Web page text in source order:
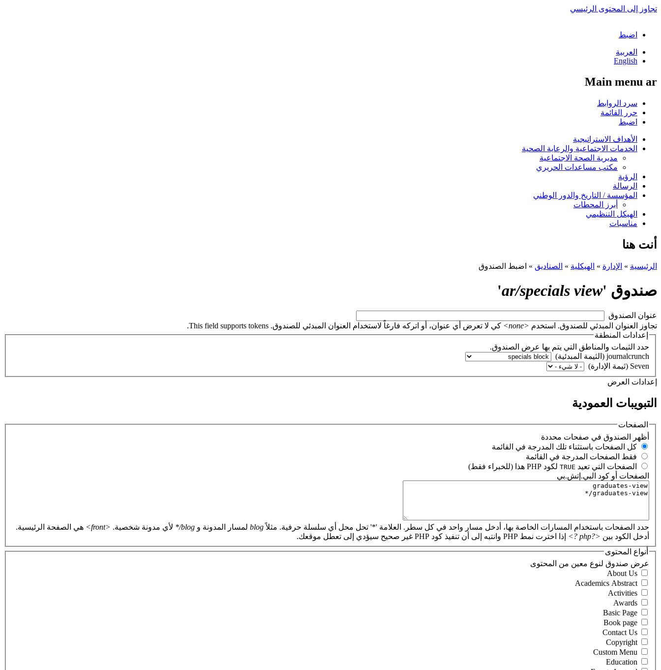
تجاوز إلى المحتوى الرئيسي
اضبط
العربية
English
Main menu ar
سرد الروابط
حرر القائمة
اضبط
الأهداف الاستراتيجية
الخدمات الاجتماعية والرعاية الصحية
مديرية الصحة الاجتماعية
مكتب مساعدات الحريري
الرؤية
الرسالة
المؤسسة / التاريخ والدور الوطني
أبرز المحطات
الهيكل التنظيمي
مناسبات
أنت هنا
الرئيسية » الإدارة » الهيكلية » الصناديق » اضبط الصندوق
صندوق 'ar/specials view
'
‏عنوان الصندوق ‏
تجاوز العنوان المبدئي للصندوق. استخدم <none>
كي لا تعرض أي عنوان، أو اتركه فارغاً لاستخدام العنوان المبدئي للصندوق. This field supports tokens.
إعدادات المنطقة
حدد الثيمات والمناطق التي يتم بها عرض الصندوق.
‏إعدادات العرض ‏
التبويبات العمودية
الصفحات
‏أظهر الصندوق في صفحات محددة ‏
‏كل الصفحات باستثناء تلك المدرجة في القائمة ‏
‏فقط الصفحات المدرجة في القائمة ‏
‏الصفحات التي تعيد TRUE لكود PHP هذا (للخبراء فقط) ‏
الصفحات أو كود البي.إتش.بي
حدد الصفحات باستخدام المسارات الخاصة بها، أدخل مسار واحد في كل سطر. العلامة '*' تحل محل أي سلسلة حرفية. مثلاًblog لمسار المدونة و blog/* لأي مدونة شخصية. <front>
هي الصفحة الرئيسية.
أدخل الكود بين <?php ?>
إذا اخترت نمط PHP وانتبه إلى أن تنفيذ كود PHP غير صحيح سيؤدي إلى تعطل موقعك.
أنواع المحتوى
‏عرض صندوق لنوع معين من المحتوى ‏